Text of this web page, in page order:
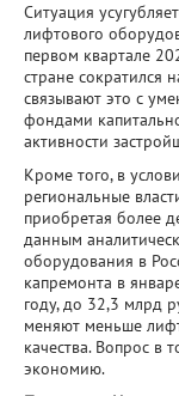
Ситуация
лифтового
первом квартале
стране сократился
связывают это с
фондами
активности
Кроме того, в
региональные
приобретая более
данным
оборудования в
капремонта в
году, до 32,3 млрд
меняют меньше
качества. Вопрос в
экономию.